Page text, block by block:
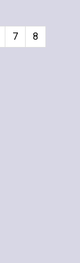
7
8